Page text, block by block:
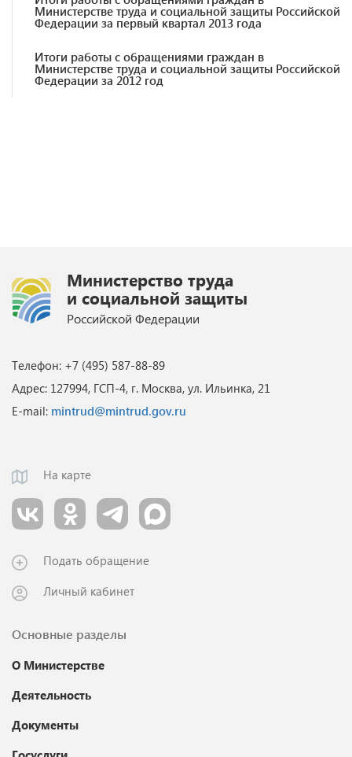
Министерстве труда и социальной защиты Российской
Федерации за первый квартал 2013 года
Итоги работы с обращениями граждан в
Министерстве труда и социальной защиты Российской
Федерации за 2012 год
Министерство труда
и социальной защиты
Российской Федерации
Телефон: +7 (495) 587-88-89
Адрес: 127994, ГСП-4, г. Москва, ул. Ильинка, 21
E-mail: mintrud@mintrud.gov.ru
На карте
Подать обращение
Личный кабинет
Основные разделы
О Министерстве
Деятельность
Документы